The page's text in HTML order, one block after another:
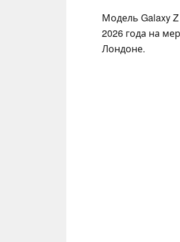
Модель Galaxy
2026 года на
Лондоне.